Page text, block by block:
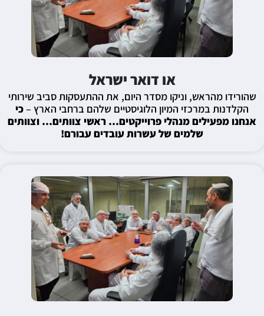
או דואר ישראל
שהורידו מהראש, וניקו מסדר היום, את ההתעסקות סביב שירותי
הקלדנות במרכזי המיון הלוגיסטיים שלהם ברחבי הארץ –כי
אנחנו מפעילים מנהלי פרוייקטים… ראשי צוותים… וצוותים
שלמים של עשרות עובדים עבורם!